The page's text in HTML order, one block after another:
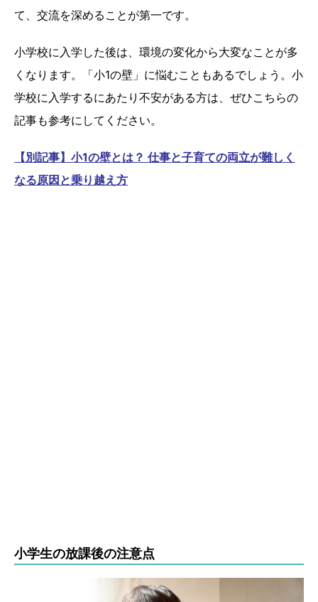
て、交流を深めることが第一です。
小学校に入学した後は、環境の変化から大変なことが多
くなります。「小1の壁」に悩むこともあるでしょう。小
学校に入学するにあたり不安がある方は、ぜひこちらの
記事も参考にしてください。
【別記事】小1の壁とは？ 仕事と子育ての両立が難しく
なる原因と乗り越え方
小学生の放課後の注意点